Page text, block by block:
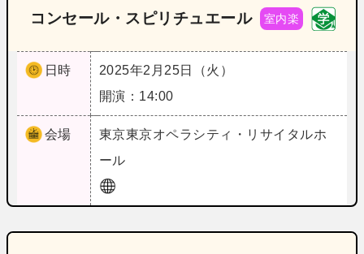
コンセール・スピリチュエール 室内楽
日時
2025年2月25日（火）
開演：14:00
会場 東京東京オペラシティ・リサイタルホ
ール